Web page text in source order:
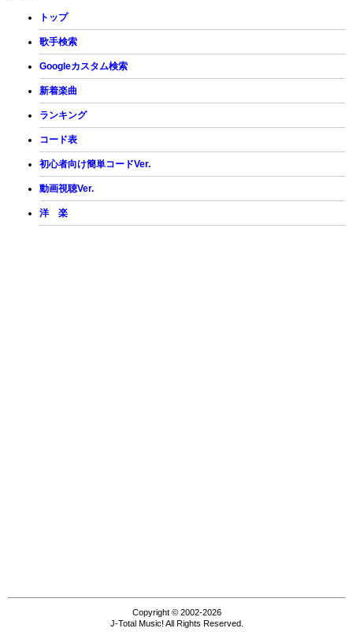
トップ
歌手検索
Googleカスタム検索
新着楽曲
ランキング
コード表
初心者向け簡単コードVer.
動画視聴Ver.
洋 楽
Copyright © 2002-2026
J-Total Music! All Rights Reserved.